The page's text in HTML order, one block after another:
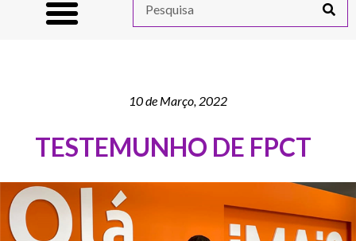
10 de Março, 2022
TESTEMUNHO DE FPCT